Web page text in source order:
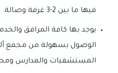
فيها ما بين 2-3 غرفة وصالة.
يوجد بها كافة المرافق
المستشفيات والمدارس